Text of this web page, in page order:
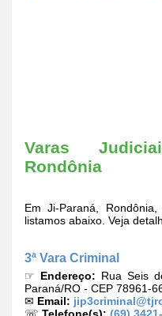
Varas
Rondônia
Em Ji-Paraná, Rondônia,
listamos abaixo. Veja
3ª Vara Criminal
☞ Endereço: Rua Seis
Paraná/RO - CEP 78961-
✉ Email: